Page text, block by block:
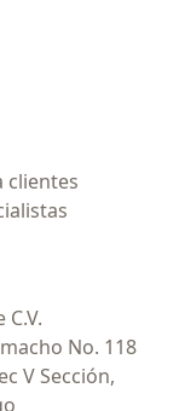
clientes
de inicio
No. 118
V Sección,